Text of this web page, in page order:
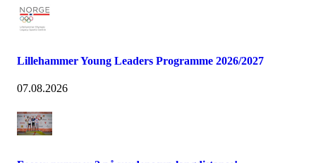
Lillehammer Young Leaders Programme 2026/2027
07.08.2026